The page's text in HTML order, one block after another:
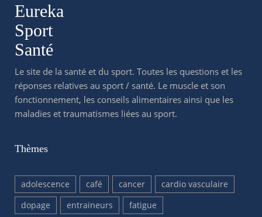
Eureka
Sport
Santé
Le site de la santé et du sport. Toutes les questions et les
réponses relatives au sport / santé. Le muscle et son
fonctionnement, les conseils alimentaires ainsi que les
maladies et traumatismes liées au sport.
Thèmes
adolescence café cancer
cardio vasculaire
dopage
entraineurs
fatigue